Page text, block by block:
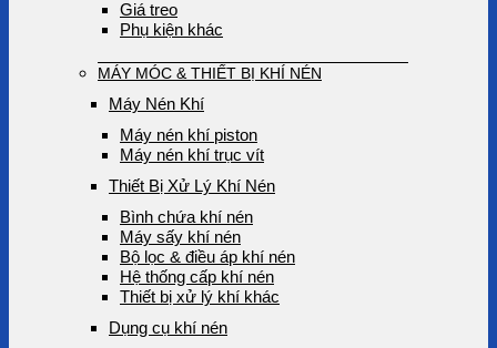
Giá treo
Phụ kiện khác
MÁY MÓC & THIẾT BỊ KHÍ NÉN
Máy Nén Khí
Máy nén khí piston
Máy nén khí trục vít
Thiết Bị Xử Lý Khí Nén
Bình chứa khí nén
Máy sấy khí nén
Bộ lọc & điều áp khí nén
Hệ thống cấp khí nén
Thiết bị xử lý khí khác
Dụng cụ khí nén